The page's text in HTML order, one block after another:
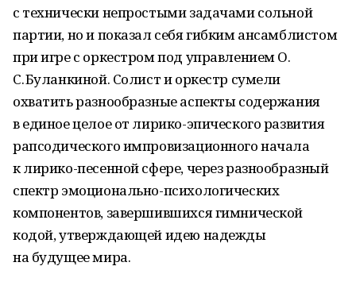
с технически непростыми задачами сольной
партии, но и показал себя гибким ансамблистом
при игре с оркестром под управлением О.
С. Буланкиной. Солист и оркестр сумели
охватить разнообразные аспекты содержания
в единое целое от лирико-эпического развития
рапсодического импровизационного начала
к лирико-песенной сфере, через разнообразный
спектр эмоционально-психологических
компонентов, завершившихся гимнической
кодой, утверждающей идею надежды
на будущее мира.